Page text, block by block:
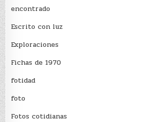
encontrado
Escrito con luz
Exploraciones
Fichas de 1970
fotidad
foto
Fotos cotidianas